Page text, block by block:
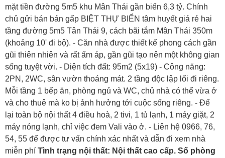
mặt tiền đường 5m5 khu Mân Thái gần biển 6,3 tỷ. Chính
chủ gửi bán bán gấp BIỆT THỰ BIỂN tâm huyết giá rẻ hai
tầng đường 5m5 Tân Thái 9, cách bãi tắm Mân Thái 350m
(khoảng 10' đi bộ). - Căn nhà được thiết kế phong cách gần
gũi thiên nhiên và rất ấm áp, gần gũi tạo nên một không gian
sống tuyệt vời. - Diện tích đất: 95m2 (5x19) - Công năng:
2PN, 2WC, sân vườn thoáng mát. 2 tầng độc lập lối đi riêng.
Mỗi tầng 1 bếp ăn, phòng ngủ và WC, chủ nhà có thể vừa ở
và cho thuê mà ko bị ảnh hưởng tới cuộc sống riêng. - Để
lại toàn bộ nội thất 4 điều hoà, 2 tivi, 1 tủ lạnh, 1 máy giặt, 2
máy nóng lạnh, chỉ việc đem Vali vào ở. - Liên hệ 0966, 76,
54, 55 để được tư vấn chính xác nhất và dẫn đi xem nhà
miễn phí Tình trạng nội thất: Nội thất cao cấp. Số phòng